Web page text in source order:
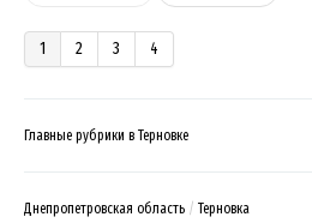
1 2 3 4
Главные рубрики в Терновке
Днепропетровская область Терновка